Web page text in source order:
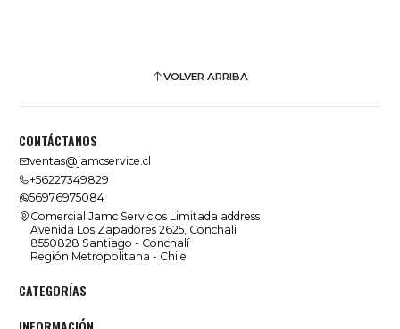
VOLVER ARRIBA
CONTÁCTANOS
ventas@jamcservice.cl
+56227349829
56976975084
Comercial Jamc Servicios Limitada address
Avenida Los Zapadores 2625, Conchali
8550828 Santiago - Conchalí
Región Metropolitana - Chile
CATEGORÍAS